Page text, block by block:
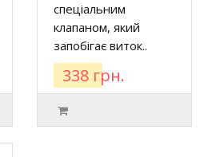
спеціальним
клапаном, який
запобігає виток..
338 грн.